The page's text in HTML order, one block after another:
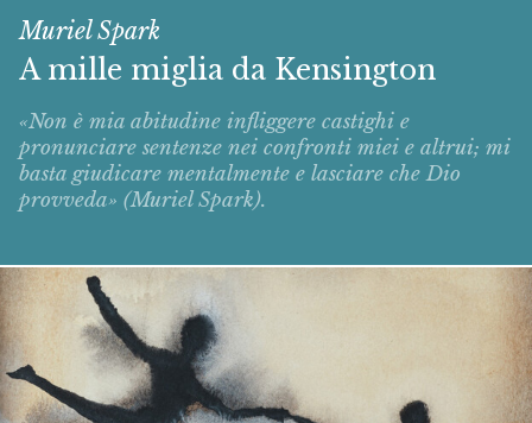
Muriel Spark
A mille miglia da Kensington
«Non è mia abitudine infliggere castighi e
pronunciare sentenze nei confronti miei e altrui; mi
basta giudicare mentalmente e lasciare che Dio
provveda» (Muriel Spark).